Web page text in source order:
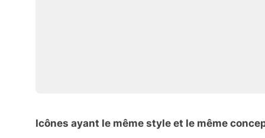
Icônes ayant le même style et le même